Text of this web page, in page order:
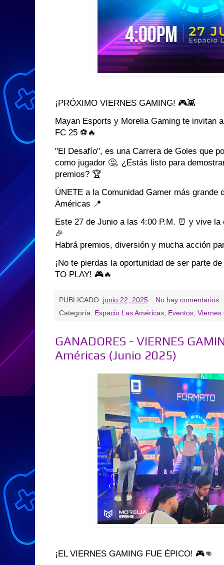
¡PRÓXIMO VIERNES GAMING! 🎮👾
Mayan Esports y Morelia Gaming te invitan
FC 25 ⚽️🔥
"El Desafío", es una Carrera de Goles que
como jugador 🤔. ¿Estás listo para
premios? 🏆
ÚNETE a la Comunidad Gamer más grande
Américas 📍
Este 27 de Junio a las 4:00 P.M. ⏰ y vive
🎉
Habrá premios, diversión y mucha acción
¡No te pierdas la oportunidad de ser parte
TO PLAY! 🎮🔥
PUBLICADO: junio 22, 2025
No hay
Categoría: Espacio Las Américas, Eventos, Viernes
GANADORES - VIERNES
Américas (Junio 2025)
¡EL VIERNES GAMING FUE ÉPICO! 🎮👊